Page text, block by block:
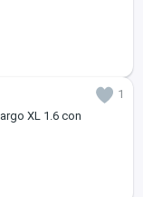
1
XL 1.6 con